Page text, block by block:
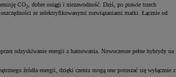
CO2
, dobre osiągi i niezawodność. Dziś, po prawie trzech
ze zelektryfikowanymi rozwiązaniami marki. Łącznie od
odzyskiwanie energii z hamowania. Nowoczesne pełne hybrydy na
źródła energii, dzięki czemu mogą one poruszać się wyłącznie z